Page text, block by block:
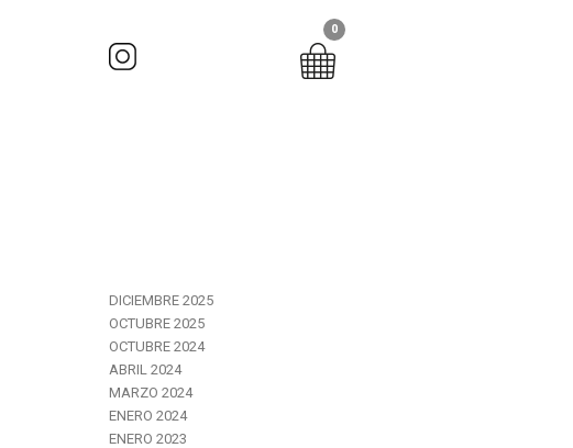
0
DICIEMBRE 2025
OCTUBRE 2025
OCTUBRE 2024
ABRIL 2024
MARZO 2024
ENERO 2024
ENERO 2023